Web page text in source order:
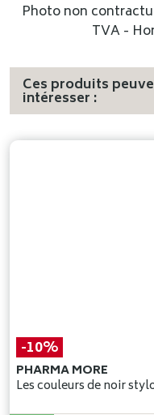
Photo non
TVA -
Ces produits
intéresser :
-10%
PHARMA MORE
Les couleurs de noir